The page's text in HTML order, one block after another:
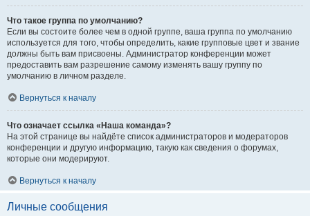
Что такое группа по умолчанию?
Если вы состоите более чем в одной группе, ваша группа по умолчанию
используется для того, чтобы определить, какие групповые цвет и звание
должны быть вам присвоены. Администратор конференции может
предоставить вам разрешение самому изменять вашу группу по
умолчанию в личном разделе.
Вернуться к началу
Что означает ссылка «Наша команда»?
На этой странице вы найдёте список администраторов и модераторов
конференции и другую информацию, такую как сведения о форумах,
которые они модерируют.
Вернуться к началу
Личные сообщения